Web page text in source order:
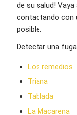
de su salud!
contactando con
posible.
Detectar una
Los remedios
Triana
Tablada
La Macarena